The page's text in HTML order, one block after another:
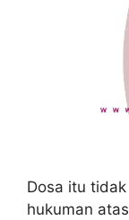
Dosa itu
hukuman